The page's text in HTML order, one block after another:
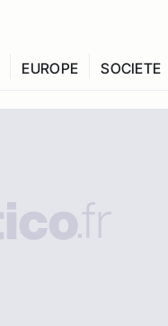
EUROPE SOCIETE